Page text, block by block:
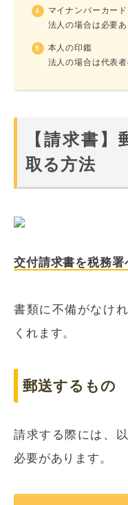
マイナンバーカー
法人の場合は必要あ
本人の印鑑
法人の場合は代表
【請求書
取る方法
交付請求書を税務
書類に不備がなけ
くれます。
郵送するもの
請求する際には、
必要があります。